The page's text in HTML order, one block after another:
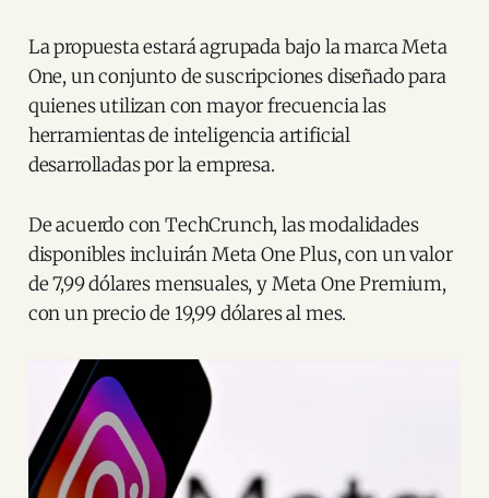
La propuesta estará agrupada bajo la marca Meta
One, un conjunto de suscripciones diseñado para
quienes utilizan con mayor frecuencia las
herramientas de inteligencia artificial
desarrolladas por la empresa.
De acuerdo con TechCrunch, las modalidades
disponibles incluirán Meta One Plus, con un valor
de 7,99 dólares mensuales, y Meta One Premium,
con un precio de 19,99 dólares al mes.